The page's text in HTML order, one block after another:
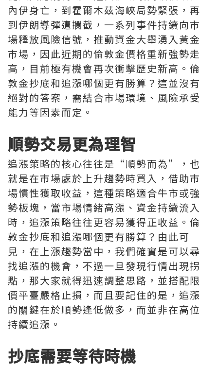
內伊身亡，到霍爾木茲海峽局勢緊張，再
到伊朗導彈遭攔截，一系列事件持續向市
場釋放風險信號，推動資金大舉湧入黃金
市場，因此近期的倫敦金價格重新強勢走
高，目前極有機會再次衝擊歷史新高。倫
敦金抄底和追漲哪個更有勝算？這並沒有
絕對的答案，需結合市場環境、風險承受
能力等因素而定。
順勢交易更為理智
追漲策略的核心往往是“順勢而為”，也
就是在市場處於上升趨勢時買入，借助市
場慣性獲取收益，這種策略適合牛市或強
勢板塊，當市場情緒高漲、資金持續流入
時，追漲策略往往更容易獲得正收益。倫
敦金抄底和追漲哪個更有勝算？由此可
見，在上漲趨勢當中，我們確實是可以尋
找追漲的機會，不過一旦發現行情出現拐
點，那大家就得迅速調整思路，並搭配限
價平臺嚴格止損，而且要記住的是，追漲
的關鍵在於順勢逢低做多，而並非在高位
持續追漲。
抄底需要等待時機